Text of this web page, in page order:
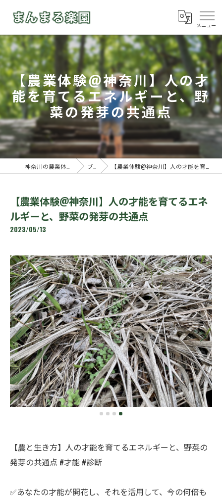
【農業体験@神奈川】人の才
能を育てるエネルギーと、野
菜の発芽の共通点
神奈川の農業体験ならまんまる楽園 ブログ 【農業体験@神奈川】人の才能を育てるエネルギーと、野菜の発芽の共通点
【農業体験@神奈川】人の才能を育てるエネ
ルギーと、野菜の発芽の共通点
2023/05/13
【農と生き方】人の才能を育てるエネルギーと、野菜の
発芽の共通点 #才能 #診断
✅あなたの才能が開花し、それを活用して、今の何倍も